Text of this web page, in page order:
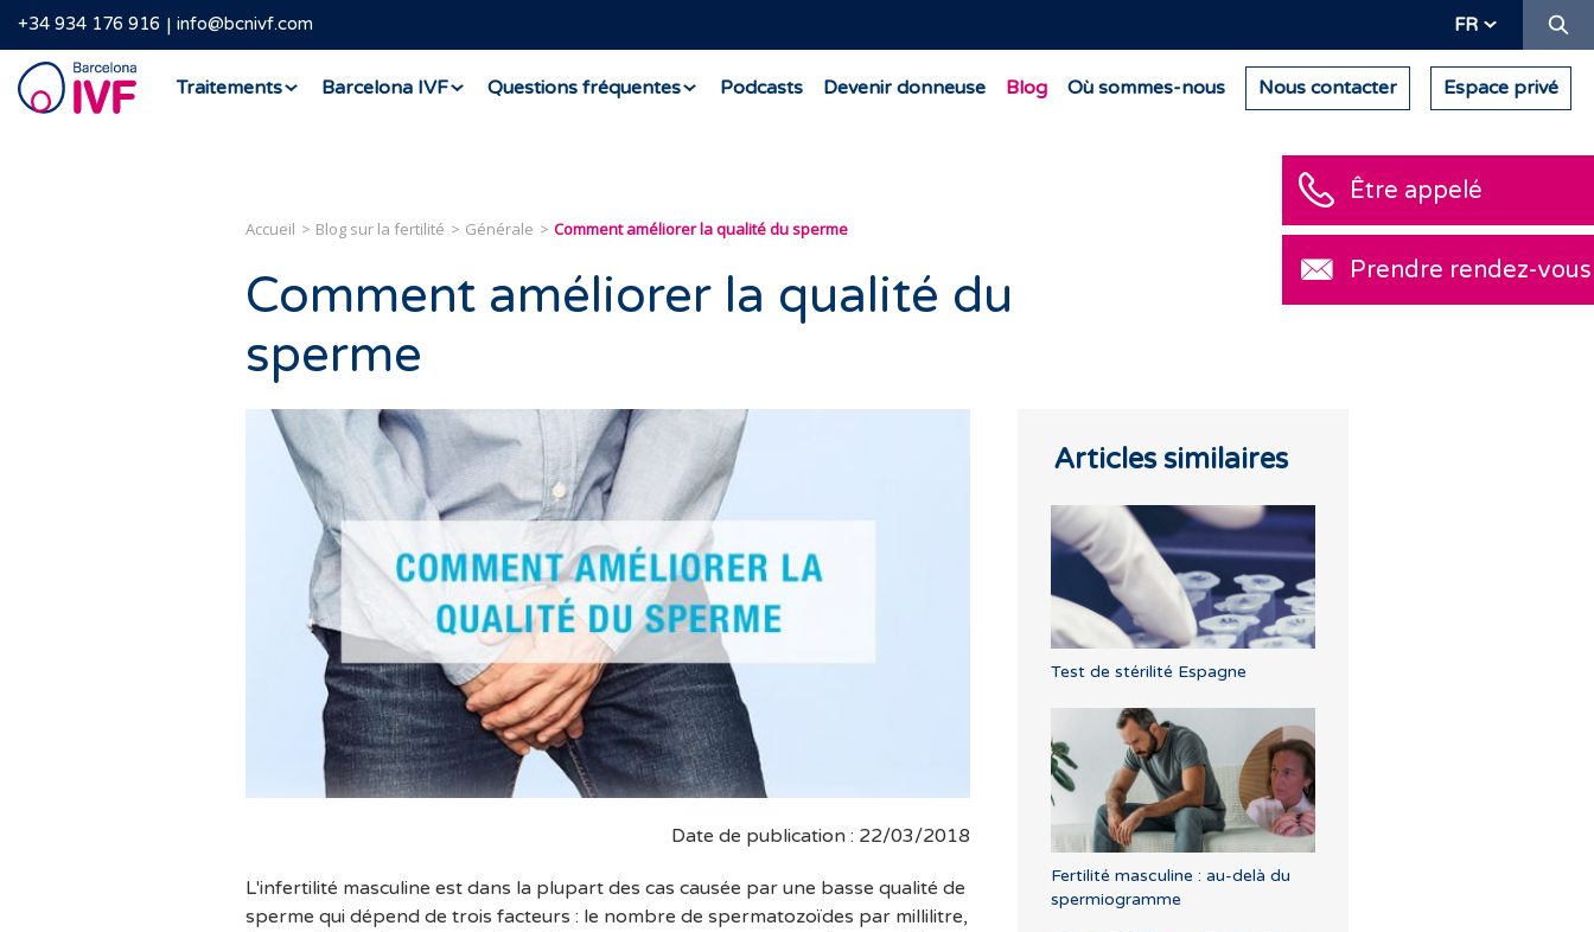
+34 934 176 916 info@bcnivf.com FR
Barcelona
IVF
Traitements Barcelona IVF Questions fréquentes Podcasts Devenir donneuse Blog Où sommes-nous Nous contacter Espace privé
Accueil Blog sur la fertilité Générale Comment améliorer la qualité du sperme
Comment améliorer la qualité du
sperme
Date de publication : 22/03/2018
L'infertilité masculine est dans la plupart des cas causée par une basse qualité de
sperme qui dépend de trois facteurs : le nombre de spermatozoïdes par millilitre,
Articles similaires
Test de stérilité Espagne
Fertilité masculine : au-delà du
spermiogramme